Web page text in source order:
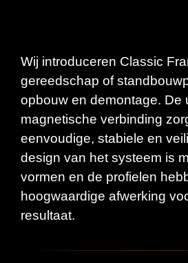
Wij introduceren Classic
gereedschap of
opbouw en demontage. De
magnetische verbinding
eenvoudige, stabiele en
design van het systeem is
vormen en de profielen
hoogwaardige afwerking
resultaat.